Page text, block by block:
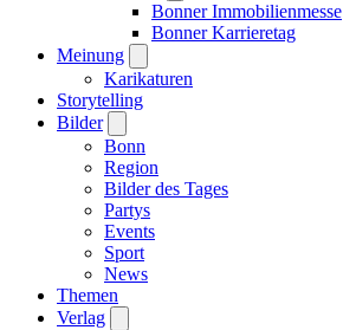
Bonner Immobilienmesse
Bonner Karrieretag
Meinung
Karikaturen
Storytelling
Bilder
Bonn
Region
Bilder des Tages
Partys
Events
Sport
News
Themen
Verlag